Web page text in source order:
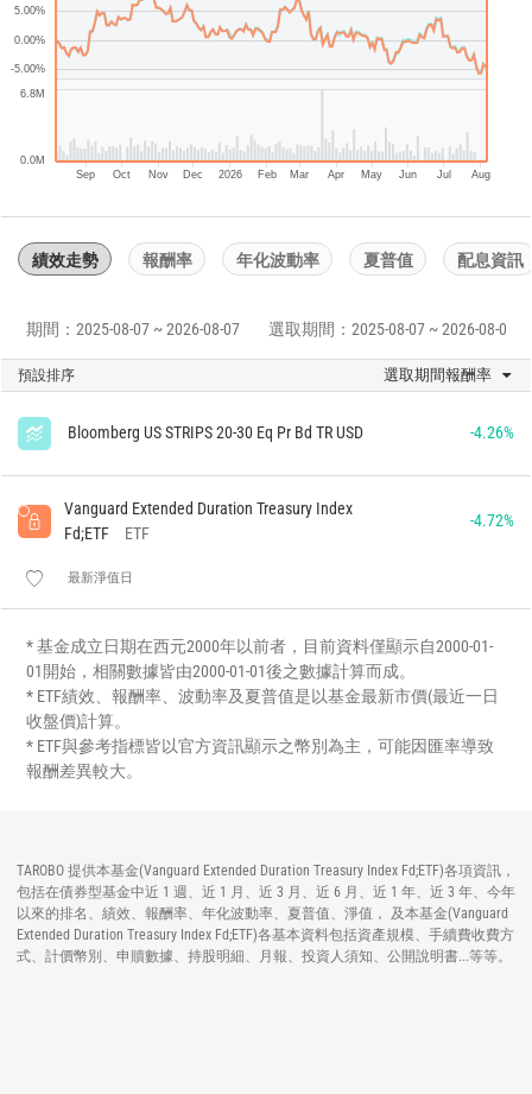
Sep Oct Nov Dec 2026 Feb Mar Apr May Jun Jul Aug
0.0M
6.8M
-5.00%
0.00%
5.00%
績效走勢 報酬率 年化波動率 夏普值 配息資訊
期間：2025-08-07 ~ 2026-08-07 選取期間：2025-08-07 ~ 2026-08-07
預設排序 選取期間報酬率
Bloomberg US STRIPS 20-30 Eq Pr Bd TR USD -4.26%
Vanguard Extended Duration Treasury Index
Fd;ETF
ETF
-4.72%
最新淨值日
* 基金成立日期在西元2000年以前者，目前資料僅顯示自2000-01-
01開始，相關數據皆由2000-01-01後之數據計算而成。
* ETF績效、報酬率、波動率及夏普值是以基金最新市價(最近一日
收盤價)計算。
* ETF與參考指標皆以官方資訊顯示之幣別為主，可能因匯率導致
報酬差異較大。
TAROBO 提供本基金(Vanguard Extended Duration Treasury Index Fd;ETF)各項資訊，
包括在債券型基金中近 1 週、近 1 月、近 3 月、近 6 月、近 1 年、近 3 年、今年
以來的排名、績效、報酬率、年化波動率、夏普值、淨值， 及本基金(Vanguard
Extended Duration Treasury Index Fd;ETF)各基本資料包括資產規模、手續費收費方
式、計價幣別、申贖數據、持股明細、月報、投資人須知、公開說明書...等等。